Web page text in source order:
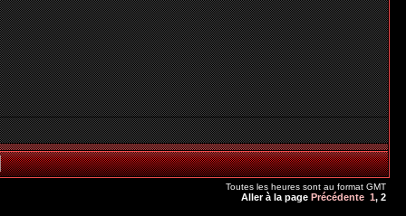
Toutes les heures sont au format GMT
Aller à la page Précédente 1, 2